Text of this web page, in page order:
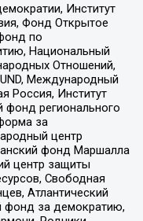
Институт
Фонд Открытое
по
Национальный
Отношений,
Международный
Россия, Институт
фонд регионального
за
центр
фонд Маршалла
центр защиты
Свободная
Атлантический
фонд за демократию,